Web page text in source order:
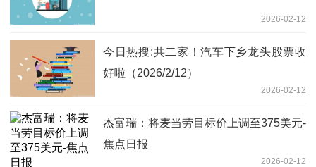
2026-02-12
今日热搜:共二家！汽车下乡龙头股票收
好啦（2026/2/12）
2026-02-12
杰富瑞：将麦当劳目标价上调至375美元-
焦点日报
2026-02-12